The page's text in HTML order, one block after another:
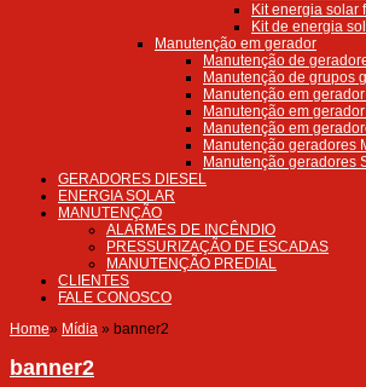
Kit energia solar
Kit de energia
Manutenção em gerador
Manutenção de
Manutenção de grupos
Manutenção em
Manutenção em
Manutenção em
Manutenção geradores
Manutenção geradores
GERADORES DIESEL
ENERGIA SOLAR
MANUTENÇÃO
ALARMES DE INCÊNDIO
PRESSURIZAÇÃO DE ESCADAS
MANUTENÇÃO PREDIAL
CLIENTES
FALE CONOSCO
Home» Mídia » banner2
banner2